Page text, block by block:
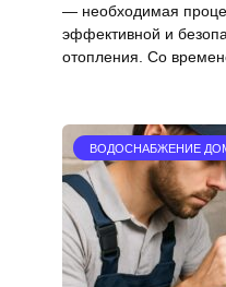
— необходимая
эффективной и
отопления. Со
ВОДОСНАБЖЕНИЕ